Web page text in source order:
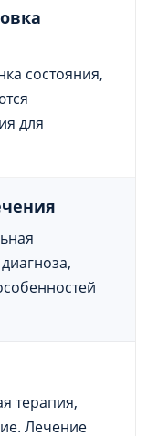
состояния,
для
терапия,
Лечение